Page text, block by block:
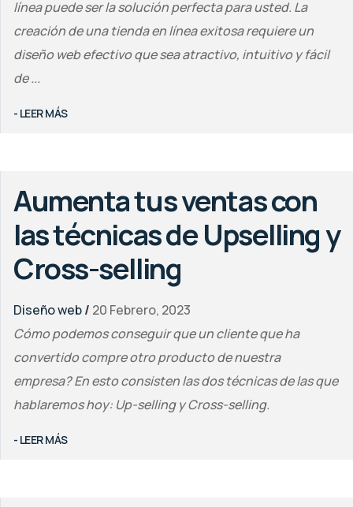
línea puede ser la solución perfecta para usted. La
creación de una tienda en línea exitosa requiere un
diseño web efectivo que sea atractivo, intuitivo y fácil
de ...
- LEER MÁS
Aumenta tus ventas con
las técnicas de Upselling y
Cross-selling
Diseño web/ 20 Febrero, 2023
Cómo podemos conseguir que un cliente que ha
convertido compre otro producto de nuestra
empresa? En esto consisten las dos técnicas de las que
hablaremos hoy: Up-selling y Cross-selling.
- LEER MÁS